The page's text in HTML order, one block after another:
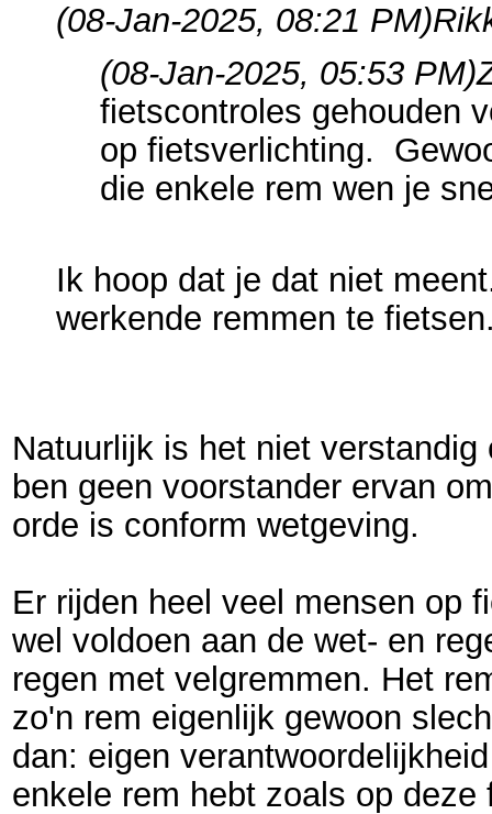
(08-Jan-2025, 08:21 PM)
(08-Jan-2025, 05:53 PM)
fietscontroles gehouden
op fietsverlichting.
die enkele rem wen je
Ik hoop dat je dat niet
werkende remmen te
Natuurlijk is het niet
ben geen voorstander ervan
orde is conform wetgeving.
Er rijden heel veel mensen op
wel voldoen aan de wet- en
regen met velgremmen. Het
zo'n rem eigenlijk gewoon
dan: eigen
enkele rem hebt zoals op deze